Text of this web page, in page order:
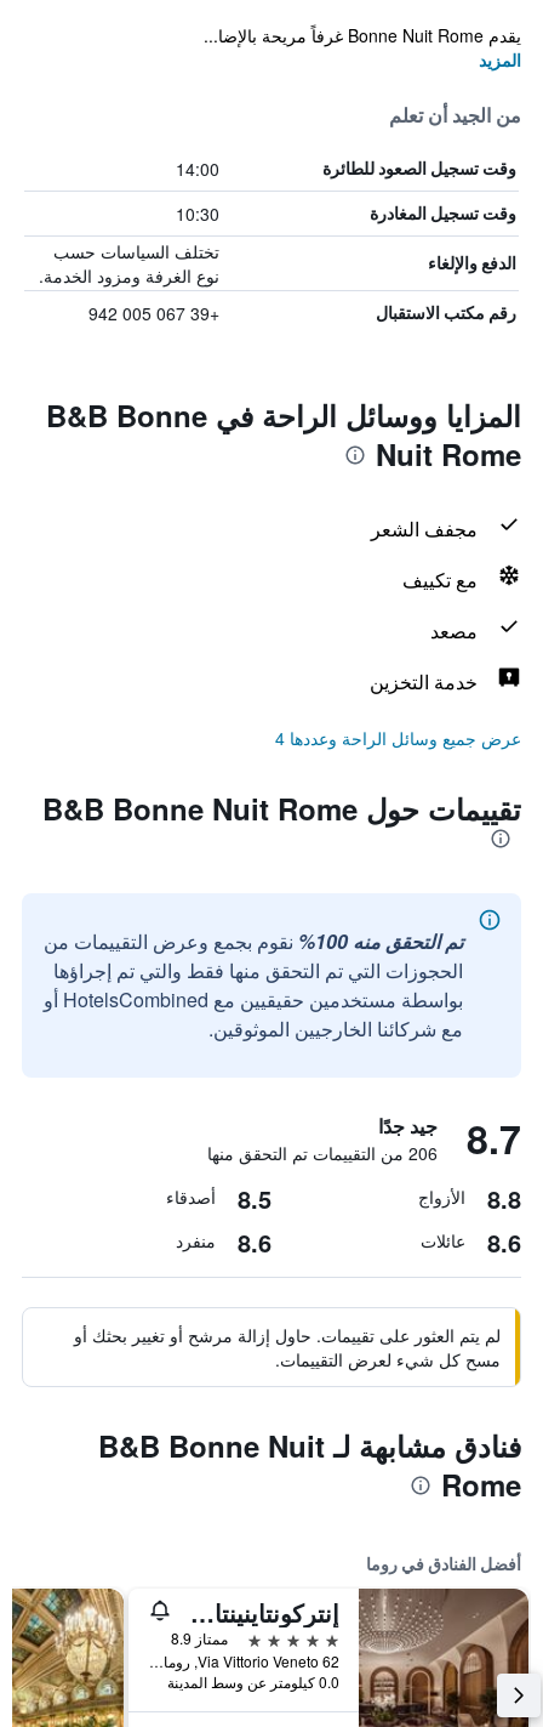
يقدم Bonne Nuit Rome غرفاً مريحة بالإضا...
المزيد
من الجيد أن تعلم
وقت تسجيل الصعود للطائرة 14:00
وقت تسجيل المغادرة 10:30
الدفع والإلغاء
تختلف السياسات حسب
نوع الغرفة ومزود الخدمة.
رقم مكتب الاستقبال +39 067 005 942
المزايا ووسائل الراحة في B&B Bonne
Nuit Rome
مجفف الشعر
مع تكييف
مصعد
خدمة التخزين
عرض جميع وسائل الراحة وعددها 4
تقييمات حول B&B Bonne Nuit Rome
تم التحقق منه 100%
نقوم بجمع وعرض التقييمات من
الحجوزات التي تم التحقق منها فقط والتي تم إجراؤها
بواسطة مستخدمين حقيقيين مع HotelsCombined أو
مع شركائنا الخارجيين الموثوقين.
8.7 جيد جدًا
206 من التقييمات تم التحقق منها
8.8 الأزواج 8.5 أصدقاء
8.6 عائلات 8.6 منفرد
لم يتم العثور على تقييمات. حاول إزالة مرشح أو تغيير بحثك أو
مسح كل شيء لعرض التقييمات.
فنادق مشابهة لـ B&B Bonne Nuit
Rome
أفضل الفنادق في روما
إنتركونتاينينتال روم أمباسشياتوري بالاس باي آيتش جي
5 نجوم
ممتاز 8.9
Via Vittorio Veneto 62, روما, إيطاليا
0.0 كيلومتر عن وسط المدينة